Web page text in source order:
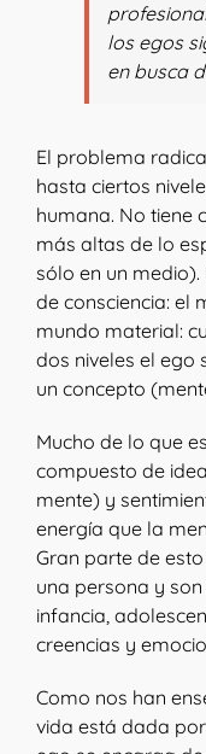
los egos
en busca
El problema
hasta ciertos
humana. No tiene
más altas de lo
sólo en un
de consciencia: el
mundo material:
dos niveles el ego
un concepto
Mucho de lo que
compuesto de
mente) y
energía que la
Gran parte de
una persona y
infancia,
creencias y
Como nos han
vida está dada